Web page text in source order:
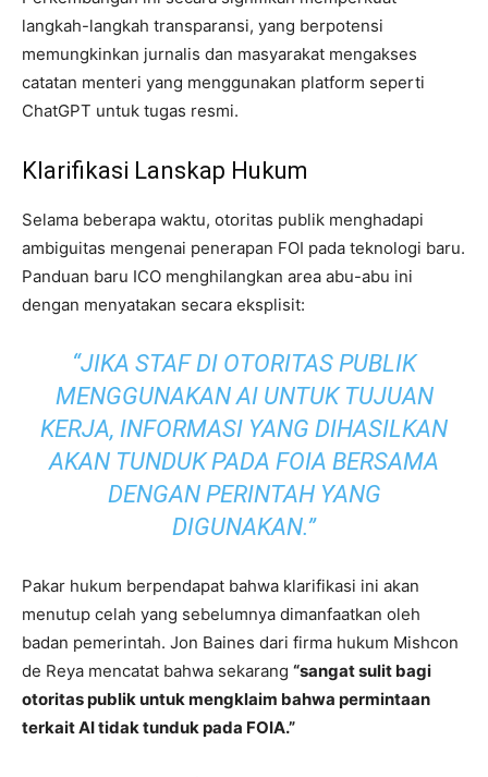
langkah-langkah transparansi, yang berpotensi
memungkinkan jurnalis dan masyarakat mengakses
catatan menteri yang menggunakan platform seperti
ChatGPT untuk tugas resmi.
Klarifikasi Lanskap Hukum
Selama beberapa waktu, otoritas publik menghadapi
ambiguitas mengenai penerapan FOI pada teknologi baru.
Panduan baru ICO menghilangkan area abu-abu ini
dengan menyatakan secara eksplisit:
“JIKA STAF DI OTORITAS PUBLIK
MENGGUNAKAN AI UNTUK TUJUAN
KERJA, INFORMASI YANG DIHASILKAN
AKAN TUNDUK PADA FOIA BERSAMA
DENGAN PERINTAH YANG
DIGUNAKAN.”
Pakar hukum berpendapat bahwa klarifikasi ini akan
menutup celah yang sebelumnya dimanfaatkan oleh
badan pemerintah. Jon Baines dari firma hukum Mishcon
de Reya mencatat bahwa sekarang “sangat sulit bagi
otoritas publik untuk mengklaim bahwa permintaan
terkait AI tidak tunduk pada FOIA.”